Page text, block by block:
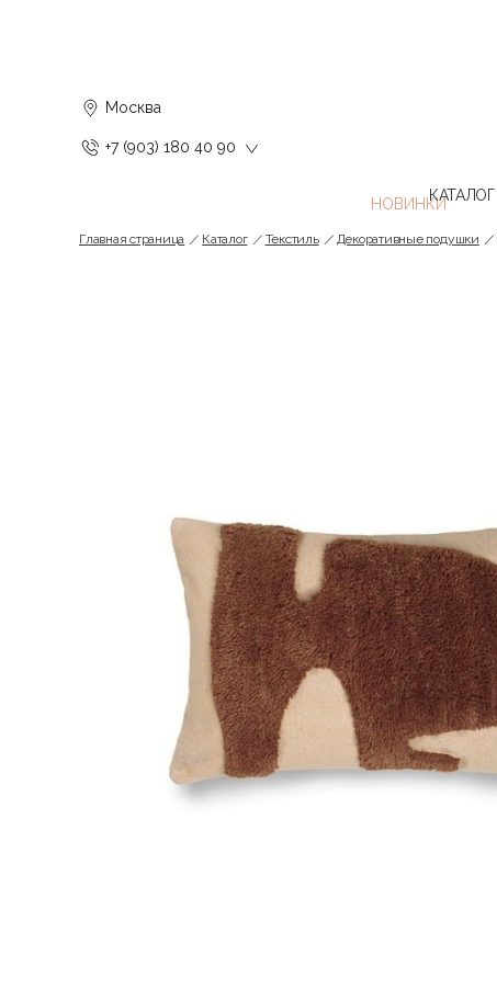
Москва
+7 (903) 180 40 90
КАТАЛОГ
Главная страница Каталог Текстиль Декоративные подушки